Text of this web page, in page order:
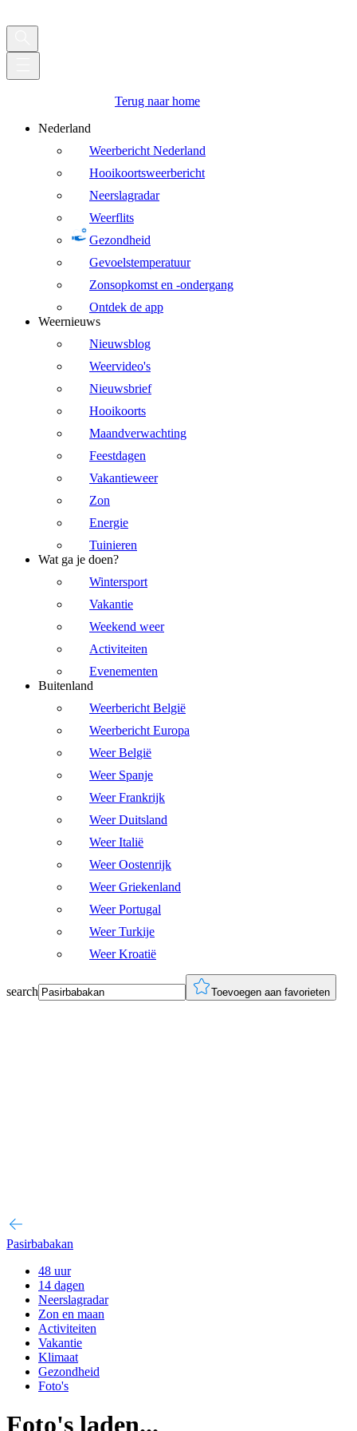
Terug naar home
Nederland
Weerbericht Nederland
Hooikoortsweerbericht
Neerslagradar
Weerflits
Gezondheid
Gevoelstemperatuur
Zonsopkomst en -ondergang
Ontdek de app
Weernieuws
Nieuwsblog
Weervideo's
Nieuwsbrief
Hooikoorts
Maandverwachting
Feestdagen
Vakantieweer
Zon
Energie
Tuinieren
Wat ga je doen?
Wintersport
Vakantie
Weekend weer
Activiteiten
Evenementen
Buitenland
Weerbericht België
Weerbericht Europa
Weer België
Weer Spanje
Weer Frankrijk
Weer Duitsland
Weer Italië
Weer Oostenrijk
Weer Griekenland
Weer Portugal
Weer Turkije
Weer Kroatië
search Toevoegen aan favorieten
Pasirbabakan
48 uur
14 dagen
Neerslagradar
Zon en maan
Activiteiten
Vakantie
Klimaat
Gezondheid
Foto's
Foto's laden...